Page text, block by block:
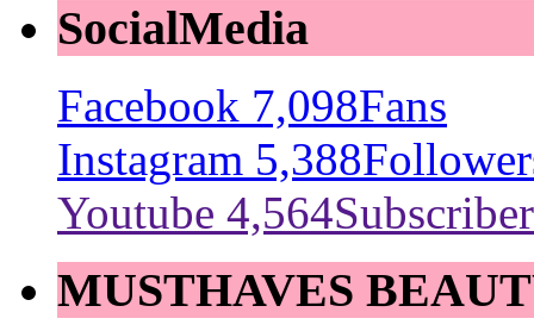
SocialMedia
Facebook 7,098Fans
Instagram 5,388
Youtube 4,564Subscriber
MUSTHAVES